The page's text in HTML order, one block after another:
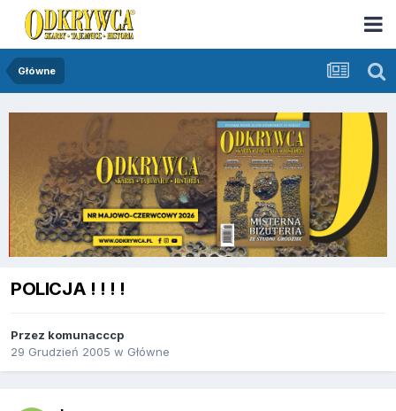
Główne
POLICJA ! ! ! !
Przez komunacccp
29 Grudzień 2005 w Główne